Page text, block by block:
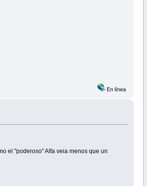
En línea
el "poderoso" Alfa veia menos que un